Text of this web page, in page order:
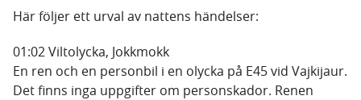
Här följer ett urval av nattens händelser:
01:02 Viltolycka, Jokkmokk
En ren och en personbil i en olycka på E45 vid Vajkijaur.
Det finns inga uppgifter om personskador. Renen